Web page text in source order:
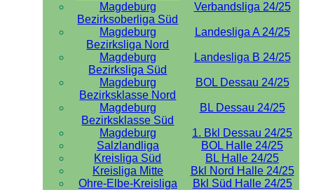
Magdeburg
Verbandsliga 24/25
Bezirksoberliga Süd
Magdeburg
Landesliga A 24/25
Bezirksliga Nord
Magdeburg
Landesliga B 24/25
Bezirksliga Süd
Magdeburg
BOL Dessau 24/25
Bezirksklasse Nord
Magdeburg
BL Dessau 24/25
Bezirksklasse Süd
Magdeburg
1. Bkl Dessau 24/25
Salzlandliga
BOL Halle 24/25
Kreisliga Süd
BL Halle 24/25
Kreisliga Mitte
Bkl Nord Halle 24/25
Ohre-Elbe-Kreisliga
Bkl Süd Halle 24/25